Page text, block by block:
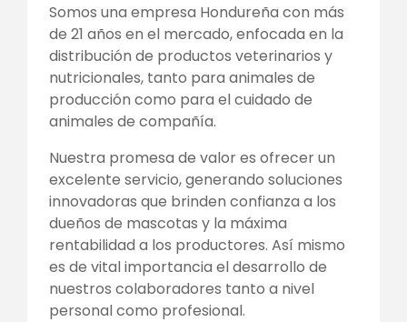
Somos una empresa Hondureña con más
de 21 años en el mercado, enfocada en la
distribución de productos veterinarios y
nutricionales, tanto para animales de
producción como para el cuidado de
animales de compañía.
Nuestra promesa de valor es ofrecer un
excelente servicio, generando soluciones
innovadoras que brinden confianza a los
dueños de mascotas y la máxima
rentabilidad a los productores. Así mismo
es de vital importancia el desarrollo de
nuestros colaboradores tanto a nivel
personal como profesional.